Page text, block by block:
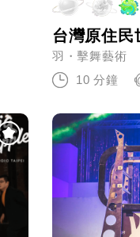
台灣原住民
羽・擊舞藝術
10 分鐘